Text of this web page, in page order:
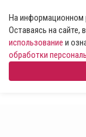
На информационном
Оставаясь на сайте,
использование и
обработки